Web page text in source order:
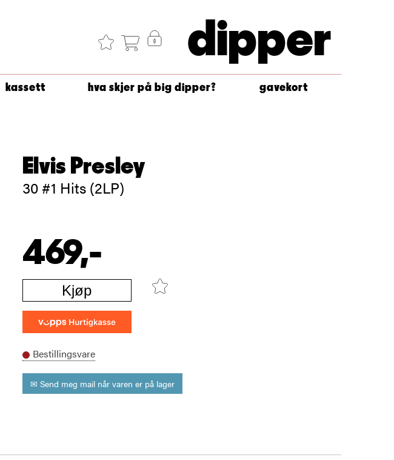
dipper
kassett hva skjer på big dipper? gavekort
Elvis Presley
30 #1 Hits (2LP)
469,-
Kjøp
Bestillingsvare
✉ Send meg mail når varen er på lager